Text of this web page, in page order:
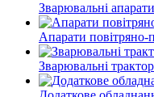
Зварювальні
Апарати повітряно-
Зварювальні